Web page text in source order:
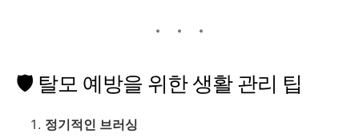
🛡 탈모 예방을 위한 생활 관리 팁
정기적인 브러싱